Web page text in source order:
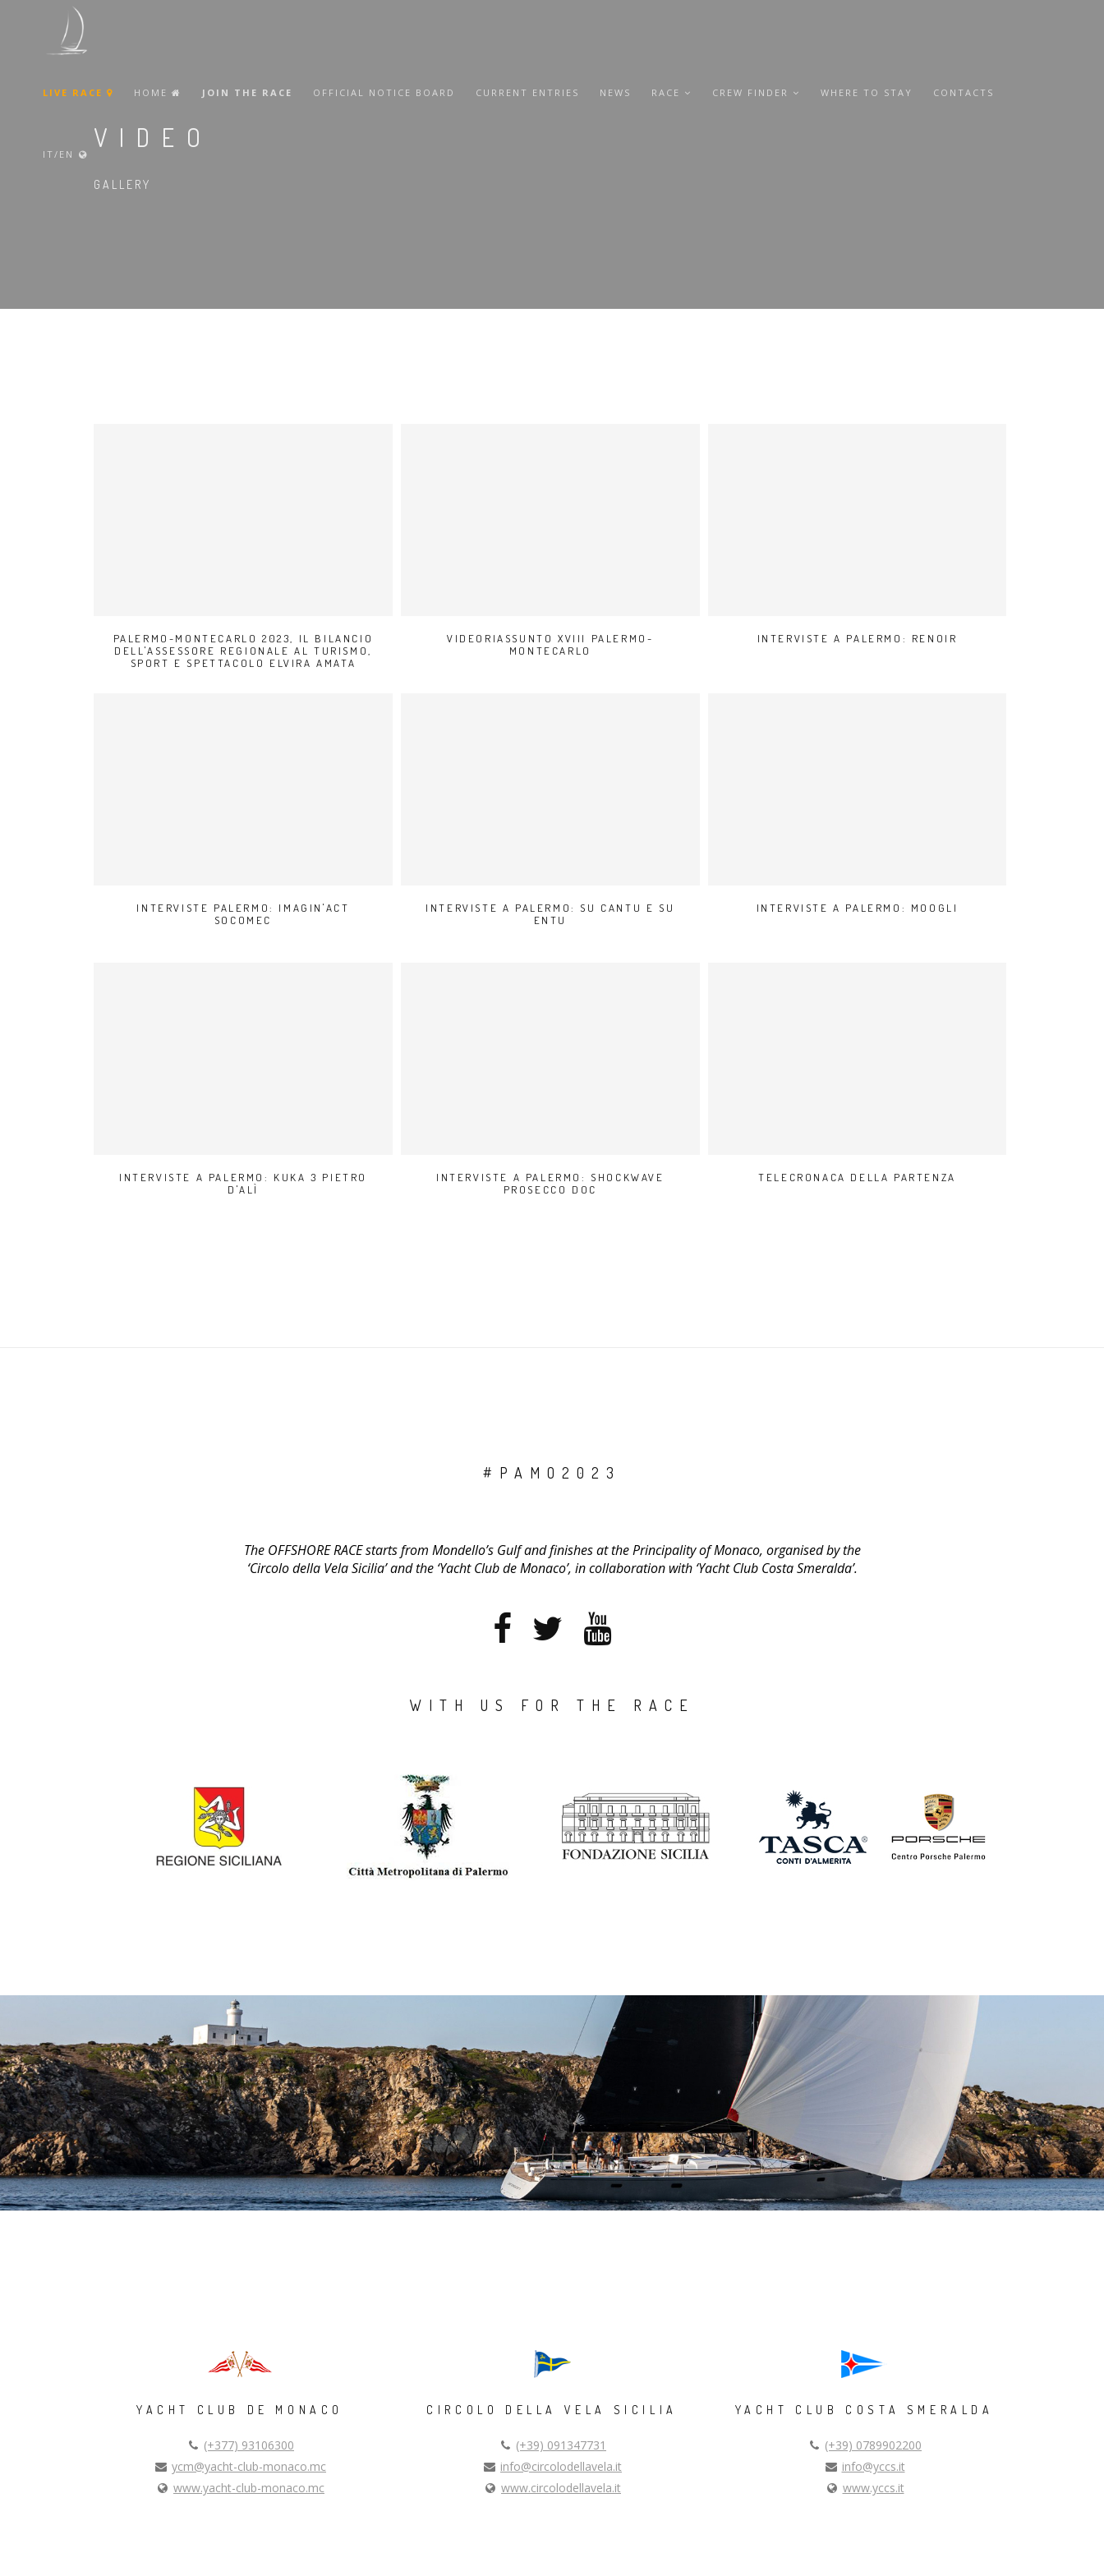
LIVE RACE HOME JOIN THE RACE OFFICIAL NOTICE BOARD CURRENT ENTRIES NEWS RACE CREW FINDER WHERE TO STAY CONTACTS
IT/EN
VIDEO
GALLERY
PALERMO-MONTECARLO 2023, IL BILANCIO
DELL'ASSESSORE REGIONALE AL TURISMO,
SPORT E SPETTACOLO ELVIRA AMATA
VIDEORIASSUNTO XVIII PALERMO-
MONTECARLO
INTERVISTE A PALERMO: RENOIR
INTERVISTE PALERMO: IMAGIN'ACT
SOCOMEC
INTERVISTE A PALERMO: SU CANTU E SU
ENTU
INTERVISTE A PALERMO: MOOGLI
INTERVISTE A PALERMO: KUKA 3 PIETRO
D'ALÌ
INTERVISTE A PALERMO: SHOCKWAVE
PROSECCO DOC
TELECRONACA DELLA PARTENZA
#PAMO2023
The OFFSHORE RACE starts from Mondello’s Gulf and finishes at the Principality of Monaco, organised by the
‘Circolo della Vela Sicilia’ and the ‘Yacht Club de Monaco’, in collaboration with ‘Yacht Club Costa Smeralda’.
WITH US FOR THE RACE
YACHT CLUB DE MONACO
(+377) 93106300
ycm@yacht-club-monaco.mc
www.yacht-club-monaco.mc
CIRCOLO DELLA VELA SICILIA
(+39) 091347731
info@circolodellavela.it
www.circolodellavela.it
YACHT CLUB COSTA SMERALDA
(+39) 0789902200
info@yccs.it
www.yccs.it